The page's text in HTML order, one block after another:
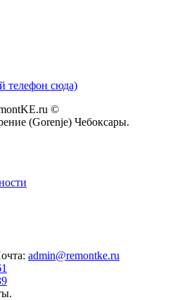
телефон сюда)
©
(Gorenje) Чебоксары.
admin@remontke.ru